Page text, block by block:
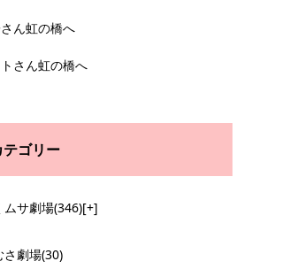
ん虹の橋へ
さん虹の橋へ
テゴリー
サ劇場(346)[+]
劇場(30)